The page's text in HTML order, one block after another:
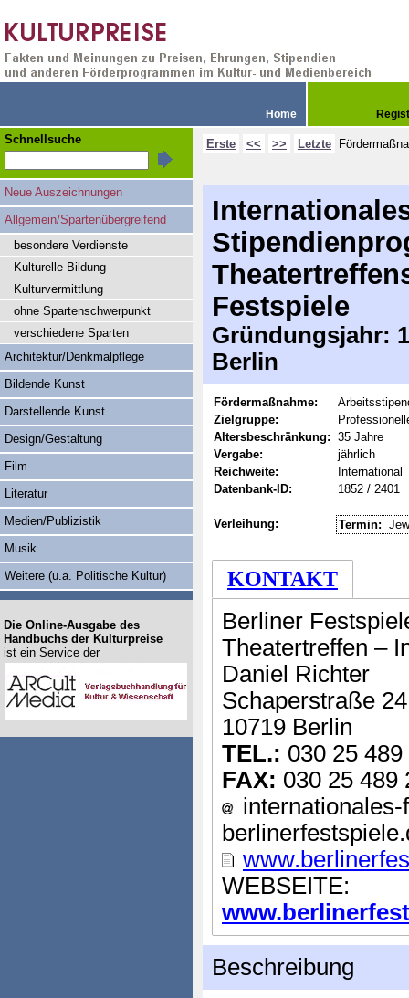
Home
Erste << >> Letzte
Festspiele
Gründungsjahr:
Berlin
Fördermaßnahme:
Zielgruppe:
Altersbeschränkung: 35 Jahre
Vergabe:
jährlich
Reichweite:
International
Datenbank-ID:
1852 / 2401
Verleihung: Termin:
KONTAKT
Berliner
Theatertreffen –
Daniel Richter
Schaperstraße 24
10719 Berlin
TEL.: 030 25 489
FAX: 030 25 489
WEBSEITE:
Beschreibung
Schnellsuche
Neue Auszeichnungen
Allgemein/Spartenübergreifend
besondere Verdienste
Kulturelle Bildung
Kulturvermittlung
ohne Spartenschwerpunkt
verschiedene Sparten
Architektur/Denkmalpflege
Bildende Kunst
Darstellende Kunst
Design/Gestaltung
Film
Literatur
Medien/Publizistik
Musik
Weitere (u.a. Politische Kultur)
Die Online-Ausgabe des
Handbuchs der Kulturpreise
ist ein Service der